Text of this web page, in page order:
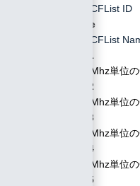
CFList ID
name
CFList
freq1
Mhz単位
freq2
Mhz単位
freq3
Mhz単位
freq4
Mhz単位
freq5